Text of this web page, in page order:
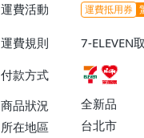
運費活動 運費抵用券
運費規則
7-ELEVEN
付款方式
商品狀況
全新品
所在地區
台北市